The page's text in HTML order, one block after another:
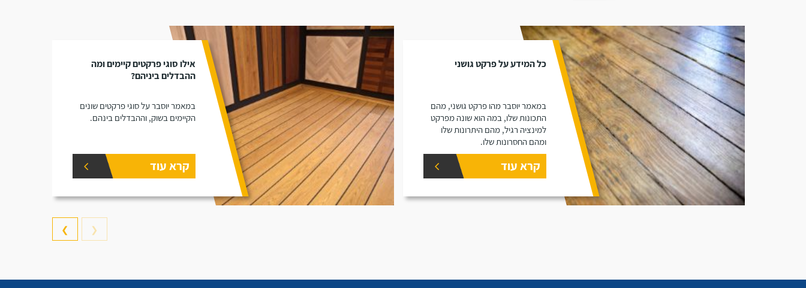
כל המידע על פרקט גושני
במאמר יוסבר מהו פרקט גושני, מהם
התכונות שלו, במה הוא שונה מפרקט
למינציה רגיל, מהם היתרונות שלו
ומהם החסרונות שלו.
קרא עוד
אילו סוגי פרקטים קיימים ומה
ההבדלים ביניהם?
במאמר יוסבר על סוגי פרקטים שונים
הקיימים בשוק, וההבדלים בינהם.
קרא עוד
❮
❯